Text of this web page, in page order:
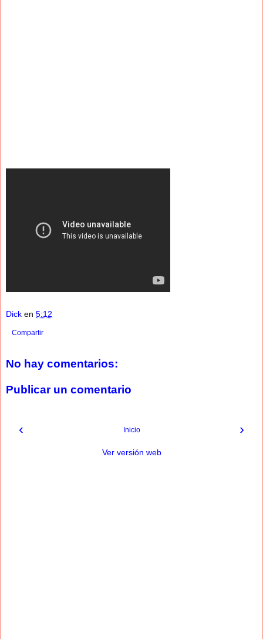
Dick en 5:12
Compartir
No hay comentarios:
Publicar un comentario
‹ ›
Inicio
Ver versión web